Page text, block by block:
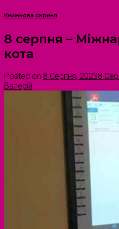
Книжкова скриня
8 серпня –
кота
Posted on 8 Серпня, 20238
Валерій